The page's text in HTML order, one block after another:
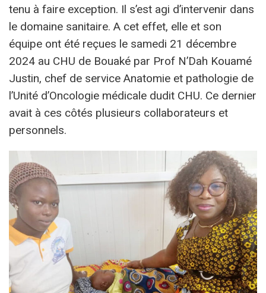
tenu à faire exception. Il s’est agi d’intervenir dans
le domaine sanitaire. A cet effet, elle et son
équipe ont été reçues le samedi 21 décembre
2024 au CHU de Bouaké par Prof N’Dah Kouamé
Justin, chef de service Anatomie et pathologie de
l’Unité d’Oncologie médicale dudit CHU. Ce dernier
avait à ces côtés plusieurs collaborateurs et
personnels.